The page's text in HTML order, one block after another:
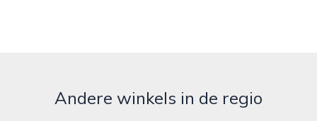
Andere winkels in de regio